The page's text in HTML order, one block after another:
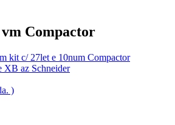
Compactor
kit c/ 27let e 10num Compactor
XB az Schneider
)